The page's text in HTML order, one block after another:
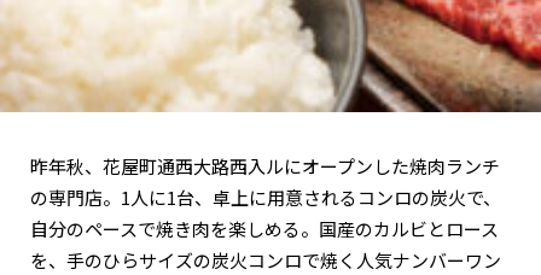
紹介します。
おすすめのイベント
昨年秋、花屋町通西大路西入ルにオープンした焼肉ランチ
の専門店。1人に1台、卓上に用意されるコンロの炭火で、
自分のペースで焼き肉を楽しめる。国産のカルビとロース
を、手のひらサイズの炭火コンロで焼く人気ナンバーワン